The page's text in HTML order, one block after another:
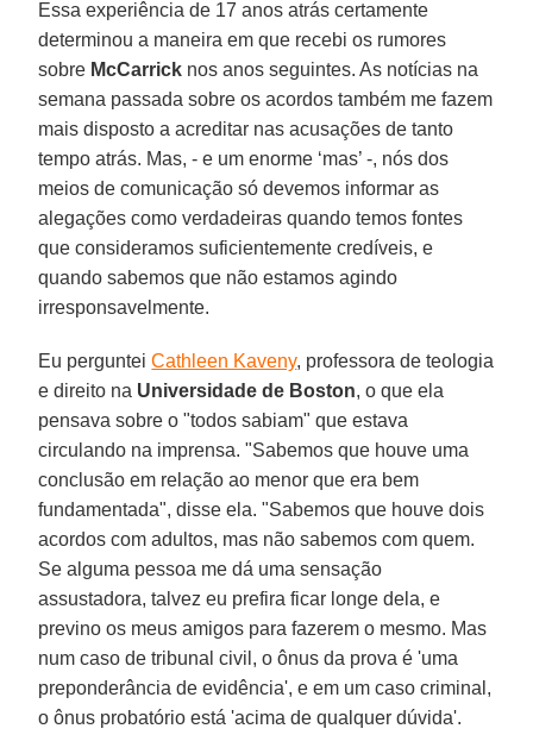
Essa experiência de 17 anos atrás certamente
determinou a maneira em que recebi os rumores
sobre McCarrick nos anos seguintes. As notícias na
semana passada sobre os acordos também me fazem
mais disposto a acreditar nas acusações de tanto
tempo atrás. Mas, - e um enorme ‘mas’ -, nós dos
meios de comunicação só devemos informar as
alegações como verdadeiras quando temos fontes
que consideramos suficientemente credíveis, e
quando sabemos que não estamos agindo
irresponsavelmente.
Eu pergunteiCathleen Kaveny, professora de teologia
e direito na Universidade de Boston, o que ela
pensava sobre o "todos sabiam" que estava
circulando na imprensa. "Sabemos que houve uma
conclusão em relação ao menor que era bem
fundamentada", disse ela. "Sabemos que houve dois
acordos com adultos, mas não sabemos com quem.
Se alguma pessoa me dá uma sensação
assustadora, talvez eu prefira ficar longe dela, e
previno os meus amigos para fazerem o mesmo. Mas
num caso de tribunal civil, o ônus da prova é 'uma
preponderância de evidência', e em um caso criminal,
o ônus probatório está 'acima de qualquer dúvida'.